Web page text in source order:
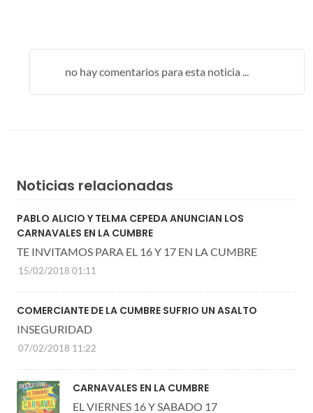
no hay comentarios para esta noticia ...
Noticias relacionadas
PABLO ALICIO Y TELMA CEPEDA ANUNCIAN LOS
CARNAVALES EN LA CUMBRE
TE INVITAMOS PARA EL 16 Y 17 EN LA CUMBRE
15/02/2018 01:11
COMERCIANTE DE LA CUMBRE SUFRIO UN ASALTO
INSEGURIDAD
07/02/2018 11:22
CARNAVALES EN LA CUMBRE
EL VIERNES 16 Y SABADO 17